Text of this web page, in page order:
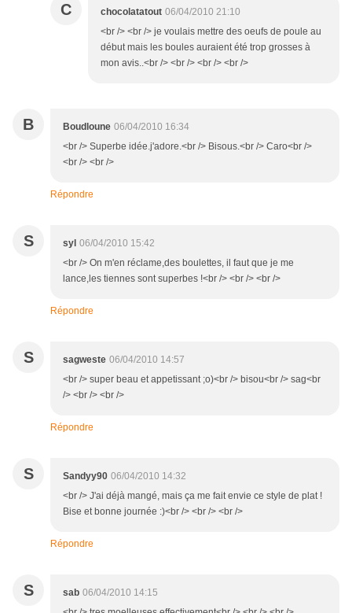
C chocolatatout 06/04/2010 21:10
<br /> <br /> je voulais mettre des oeufs de poule au
début mais les boules auraient été trop grosses à
mon avis..<br /> <br /> <br /> <br />
B Boudloune 06/04/2010 16:34
<br /> Superbe idée.j'adore.<br /> Bisous.<br /> Caro<br />
<br /> <br />
Répondre
S syl 06/04/2010 15:42
<br /> On m'en réclame,des boulettes, il faut que je me
lance,les tiennes sont superbes !<br /> <br /> <br />
Répondre
S sagweste 06/04/2010 14:57
<br /> super beau et appetissant ;o)<br /> bisou<br /> sag<br
/> <br /> <br />
Répondre
S Sandyy90 06/04/2010 14:32
<br /> J'ai déjà mangé, mais ça me fait envie ce style de plat !
Bise et bonne journée :)<br /> <br /> <br />
Répondre
S sab 06/04/2010 14:15